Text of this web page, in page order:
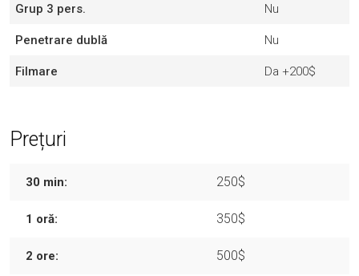
Grup 3 pers. Nu
Penetrare dublă Nu
Filmare Da +200$
Prețuri
30 min: 250$
1 oră: 350$
2 ore: 500$